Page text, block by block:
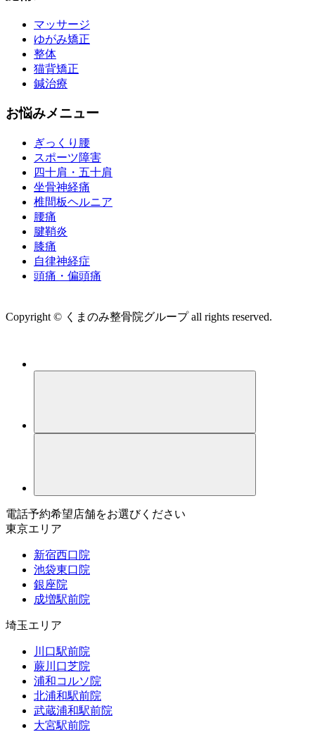
マッサージ
ゆがみ矯正
整体
猫背矯正
鍼治療
お悩みメニュー
ぎっくり腰
スポーツ障害
四十肩・五十肩
坐骨神経痛
椎間板ヘルニア
腰痛
腱鞘炎
膝痛
自律神経症
頭痛・偏頭痛
Copyright © くまのみ整骨院グループ all rights reserved.
電話予約希望店舗をお選びください
東京エリア
新宿西口院
池袋東口院
銀座院
成増駅前院
埼玉エリア
川口駅前院
蕨川口芝院
浦和コルソ院
北浦和駅前院
武蔵浦和駅前院
大宮駅前院